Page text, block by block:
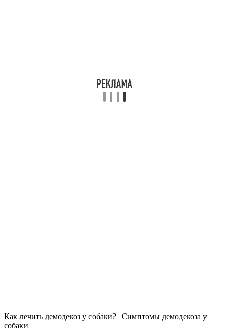
Как лечить демодекоз у собаки? | Симптомы демодекоза у
собаки